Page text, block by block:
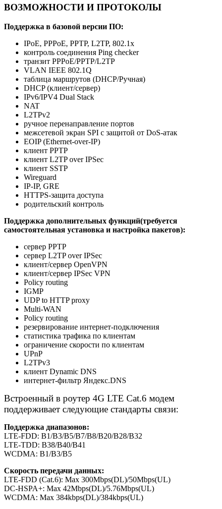
ВОЗМОЖНОСТИ И ПРОТОКОЛЫ
Поддержка в базовой версии ПО:
IPoE, PPPoE, PPTP, L2TP, 802.1x
контроль соединения Ping checker
транзит PPPoE/PPTP/L2TP
VLAN IEEE 802.1Q
таблица маршрутов (DHCP/Ручная)
DHCP (клиент/сервер)
IPv6/IPV4 Dual Stack
NAT
L2TPv2
ручное перенаправление портов
межсетевой экран SPI с защитой от DoS-атак
EOIP (Ethernet-over-IP)
клиент PPTP
клиент L2TP over IPSec
клиент SSTP
Wireguard
IP-IP, GRE
HTTPS-защита доступа
родительский контроль
Поддержка дополнительных функций(требуется
самостоятельная установка и настройка пакетов):
сервер PPTP
сервер L2TP over IPSec
клиент/сервер OpenVPN
клиент/сервер IPSec VPN
Policy routing
IGMP
UDP to HTTP proxy
Multi-WAN
Policy routing
резервирование интернет-подключения
статистика трафика по клиентам
ограничение скорости по клиентам
UPnP
L2TPv3
клиент Dynamic DNS
интернет-фильтр Яндекс.DNS
Встроенный в роутер 4G LTE Cat.6 модем
поддерживает следующие стандарты связи:
Поддержка диапазонов:
LTE-FDD: B1/B3/B5/B7/B8/B20/B28/B32
LTE-TDD: B38/B40/B41
WCDMA: B1/B3/B5
Скорость передачи данных:
LTE-FDD (Cat.6): Max 300Mbps(DL)/50Mbps(UL)
DC-HSPA+: Max 42Mbps(DL)/5.76Mbps(UL)
WCDMA: Max 384kbps(DL)/384kbps(UL)